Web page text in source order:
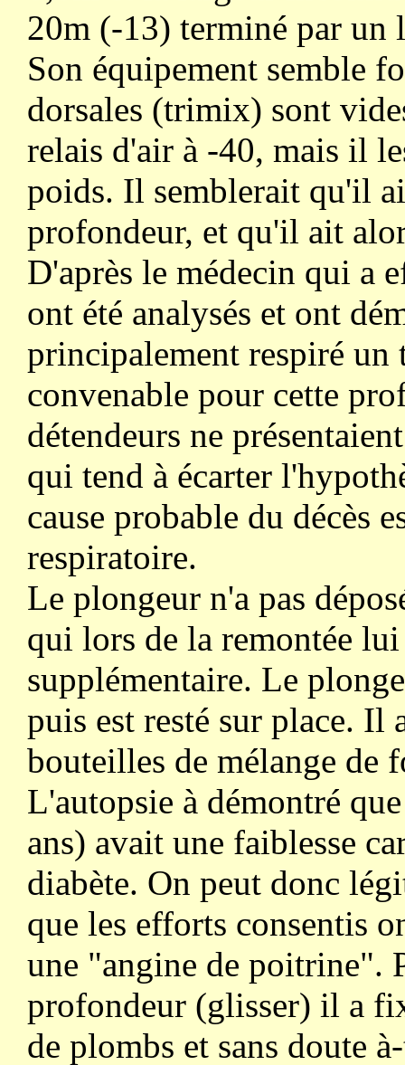
20m (-13) terminé par
Son équipement semble
dorsales (trimix) sont
relais d'air à -40, mais il
poids. Il semblerait qu'il
profondeur, et qu'il ait
D'après le médecin qui a
ont été analysés et ont
principalement respiré
convenable pour cette
détendeurs ne
qui tend à écarter
cause probable du décès
respiratoire.
Le plongeur n'a pas
qui lors de la remontée
supplémentaire. Le
puis est resté sur place. Il
bouteilles de mélange de
L'autopsie à démontré
ans) avait une faiblesse
diabète. On peut donc
que les efforts consentis
une "angine de poitrine".
profondeur (glisser) il a
de plombs et sans doute